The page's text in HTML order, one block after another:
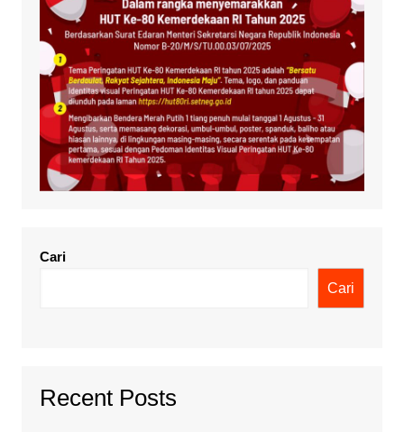
Cari
Cari
Recent Posts